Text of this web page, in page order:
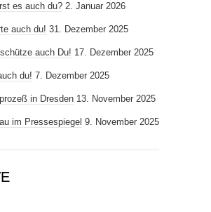
es auch du? 2. Januar 2026
auch du! 31. Dezember 2025
auch Du! 17. Dezember 2025
du! 7. Dezember 2025
in Dresden 13. November 2025
im Pressespiegel 9. November 2025